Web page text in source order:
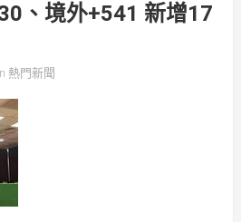
、境外+541 新增17
熱門新聞